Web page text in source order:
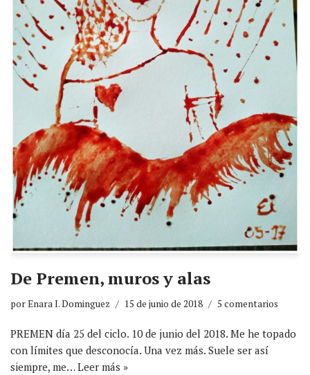
De Premen, muros y alas
porEnara I. Dominguez 15 de junio de 2018 5 comentarios
PREMEN día 25 del ciclo. 10 de junio del 2018. Me he topado
con límites que desconocía. Una vez más. Suele ser así
siempre, me…Leer más »